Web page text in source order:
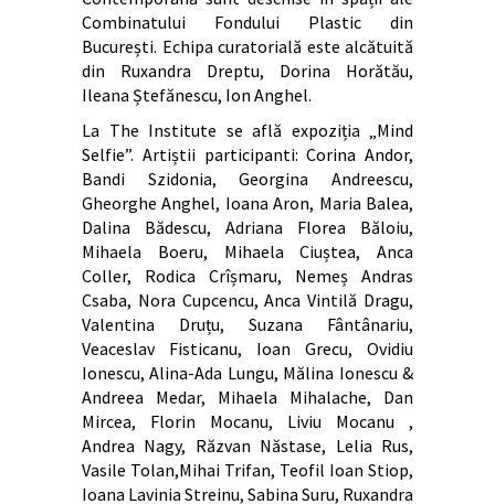
Combinatului Fondului Plastic din
București. Echipa curatorială este alcătuită
din Ruxandra Dreptu, Dorina Horătău,
Ileana Ștefănescu, Ion Anghel.
La The Institute se află expoziția „Mind
Selfie”. Artiștii participanti: Corina Andor,
Bandi Szidonia, Georgina Andreescu,
Gheorghe Anghel, Ioana Aron, Maria Balea,
Dalina Bădescu, Adriana Florea Băloiu,
Mihaela Boeru, Mihaela Ciuștea, Anca
Coller, Rodica Crîșmaru, Nemeș Andras
Csaba, Nora Cupcencu, Anca Vintilă Dragu,
Valentina Druțu, Suzana Fântânariu,
Veaceslav Fisticanu, Ioan Grecu, Ovidiu
Ionescu, Alina-Ada Lungu, Mălina Ionescu &
Andreea Medar, Mihaela Mihalache, Dan
Mircea, Florin Mocanu, Liviu Mocanu ,
Andrea Nagy, Răzvan Năstase, Lelia Rus,
Vasile Tolan,Mihai Trifan, Teofil Ioan Stiop,
Ioana Lavinia Streinu, Sabina Suru, Ruxandra